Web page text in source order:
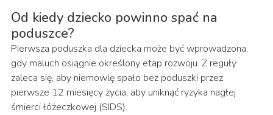
Od kiedy dziecko powinno spać na
poduszce?
Pierwsza poduszka dla dziecka może być wprowadzona,
gdy maluch osiągnie określony etap rozwoju. Z reguły
zaleca się, aby niemowlę spało bez poduszki przez
pierwsze 12 miesięcy życia, aby uniknąć ryzyka nagłej
śmierci łóżeczkowej (SIDS).